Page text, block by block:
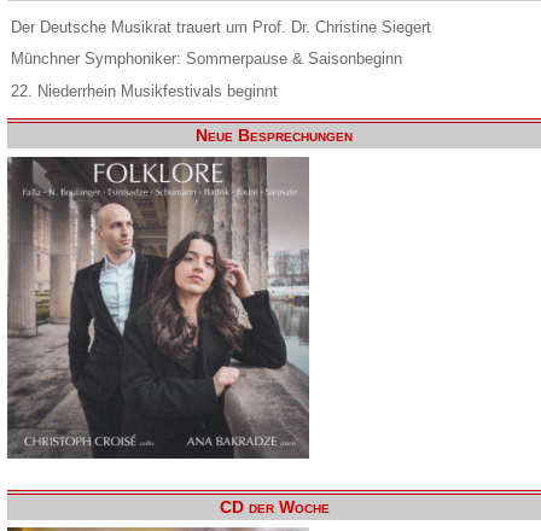
Der Deutsche Musikrat trauert um Prof. Dr. Christine Siegert
Münchner Symphoniker: Sommerpause & Saisonbeginn
22. Niederrhein Musikfestivals beginnt
Neue Besprechungen
CD der Woche